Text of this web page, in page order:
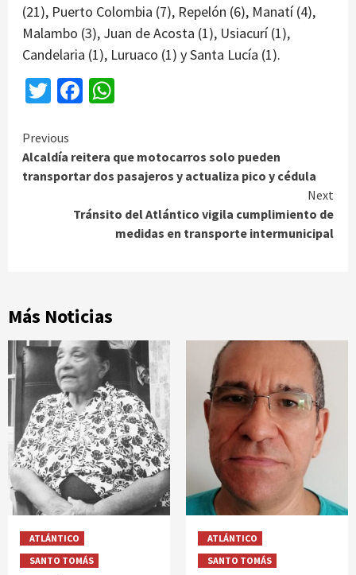
(21), Puerto Colombia (7), Repelón (6), Manatí (4),
Malambo (3), Juan de Acosta (1), Usiacurí (1),
Candelaria (1), Luruaco (1) y Santa Lucía (1).
TwitterFacebook
Continue
Reading
Previous
Alcaldía reitera que motocarros solo pueden
transportar dos pasajeros y actualiza pico y cédula
Next
Tránsito del Atlántico vigila cumplimiento de
medidas en transporte intermunicipal
Más Noticias
ATLÁNTICO
SANTO TOMÁS
ATLÁNTICO
SANTO TOMÁS